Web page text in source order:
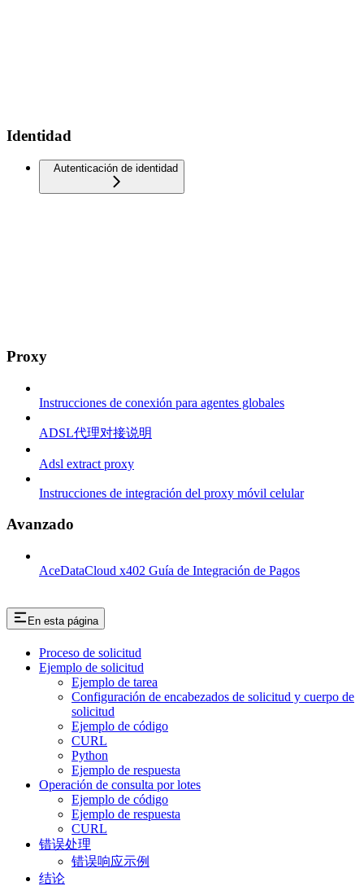
Identidad
Autenticación de identidad
Proxy
Instrucciones de conexión para agentes globales
ADSL代理对接说明
Adsl extract proxy
Instrucciones de integración del proxy móvil celular
Avanzado
AceDataCloud x402 Guía de Integración de Pagos
En esta página
Proceso de solicitud
Ejemplo de solicitud
Ejemplo de tarea
Configuración de encabezados de solicitud y cuerpo de
solicitud
Ejemplo de código
CURL
Python
Ejemplo de respuesta
Operación de consulta por lotes
Ejemplo de código
Ejemplo de respuesta
CURL
错误处理
错误响应示例
结论